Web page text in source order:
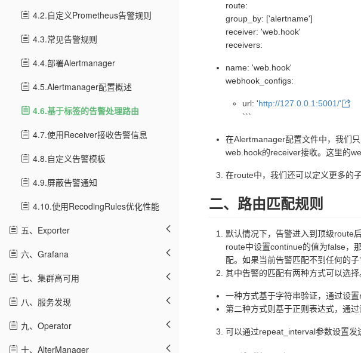
4.2.自定义Prometheus告警规则
4.3.常见告警规则
4.4.部署Alertmanager
4.5.Alertmanager配置概述
4.6.基于标签的告警处理路由
4.7.使用Receiver接收告警信息
4.8.自定义告警模板
4.9.屏蔽告警通知
4.10.使用RecodingRules优化性能
五、Exporter
六、Grafana
七、集群高可用
八、服务发现
九、Operator
十、AlterManager
route:
group_by: ['alertname']
receiver: 'web.hook'
receivers:
name: 'web.hook'
webhook_configs:
url: 'http://127.0.0.1:5001/'
```
在Alertmanager配置文件中，我们
web.hook的receiver接收。这里的
在route中，我们还可以定义更多的
二、路由匹配规则
默认情况下，告警进入到顶级route
route中设置continue的值为false，
配。如果当前告警匹配不到任何的
其中告警的匹配有两种方式可以选择
一种方式基于字符串验证，通过设
第二种方式则基于正则表达式，通
可以通过repeat_interval参数设置发